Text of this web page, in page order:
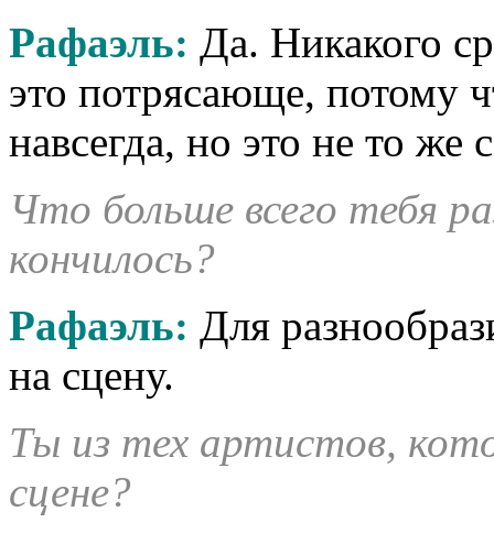
Рафаэль: Да. Никакого
это потрясающе, потому
навсегда, но это не то же
Что больше всего тебя
кончилось?
Рафаэль: Для
на сцену.
Ты из тех артистов,
сцене?